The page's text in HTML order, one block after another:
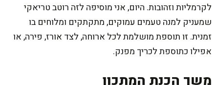
לקרמליות וזהובות. היום, אני מוסיפה לזה רוטב טריאקי
שמעניק למנה טעמים עמוקים, מתקתקים ומלוחים בו
זמנית. זו תוספת מושלמת לכל ארוחה, לצד אורז, פירה, או
אפילו כתוספת לכריך מפנק.
משך הכנת המתכון